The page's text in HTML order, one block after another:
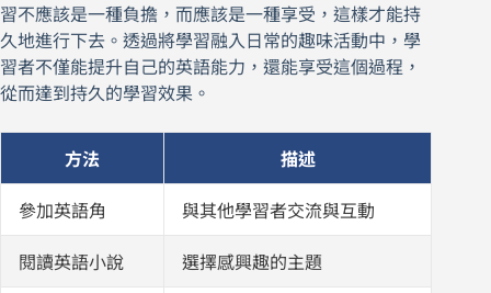
習不應該是一種負擔，而應該是一種享受，這樣才能持
久地進行下去。透過將學習融入日常的趣味活動中，學
習者不僅能提升自己的英語能力，還能享受這個過程，
從而達到持久的學習效果。
方法 描述
參加英語角 與其他學習者交流與互動
閱讀英語小說 選擇感興趣的主題